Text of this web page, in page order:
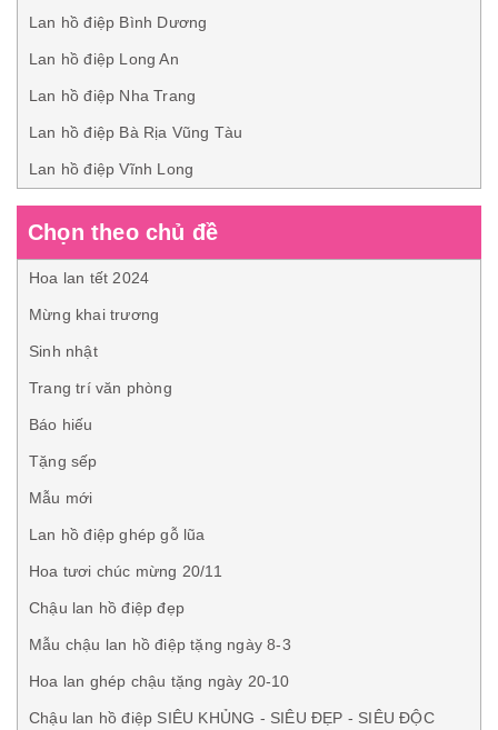
Lan hồ điệp Bình Dương
Lan hồ điệp Long An
Lan hồ điệp Nha Trang
Lan hồ điệp Bà Rịa Vũng Tàu
Lan hồ điệp Vĩnh Long
Chọn theo chủ đề
Hoa lan tết 2024
Mừng khai trương
Sinh nhật
Trang trí văn phòng
Báo hiếu
Tặng sếp
Mẫu mới
Lan hồ điệp ghép gỗ lũa
Hoa tươi chúc mừng 20/11
Chậu lan hồ điệp đẹp
Mẫu chậu lan hồ điệp tặng ngày 8-3
Hoa lan ghép chậu tặng ngày 20-10
Chậu lan hồ điệp SIÊU KHỦNG - SIÊU ĐẸP - SIÊU ĐỘC